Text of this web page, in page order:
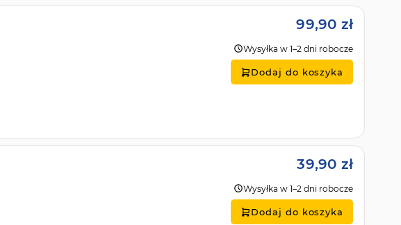
99,90 zł
Wysyłka w 1–2 dni robocze
Dodaj do koszyka
39,90 zł
Wysyłka w 1–2 dni robocze
Dodaj do koszyka